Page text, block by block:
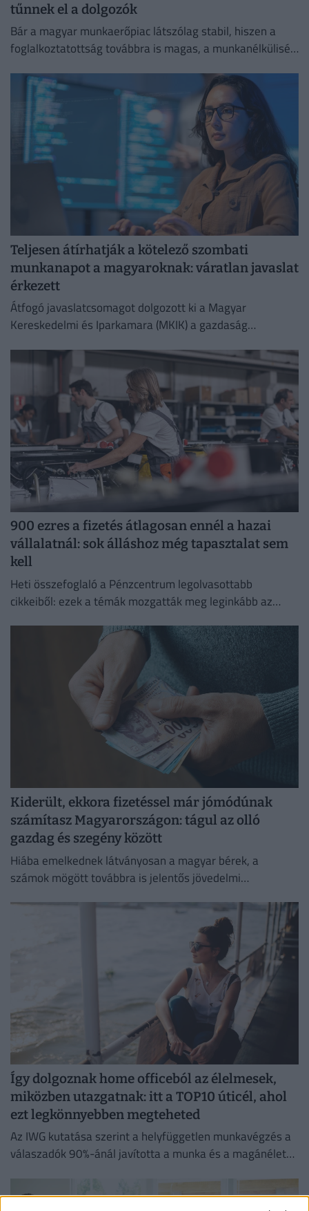
tűnnek el a dolgozók
Bár a magyar munkaerőpiac látszólag stabil, hiszen a
foglalkoztatottság továbbra is magas, a munkanélküliség
Teljesen átírhatják a kötelező szombati
munkanapot a magyaroknak: váratlan javaslat
érkezett
Átfogó javaslatcsomagot dolgozott ki a Magyar
Kereskedelmi és Iparkamara (MKIK) a gazdaság
kezelése érdekében.
900 ezres a fizetés átlagosan ennél a hazai
vállalatnál: sok álláshoz még tapasztalat sem
kell
Heti összefoglaló a Pénzcentrum legolvasottabb
cikkeiből: ezek a témák mozgatták meg leginkább az
Kiderült, ekkora fizetéssel már jómódúnak
számítasz Magyarországon: tágul az olló
gazdag és szegény között
Hiába emelkednek látványosan a magyar bérek, a
számok mögött továbbra is jelentős jövedelmi
Így dolgoznak home officeból az élelmesek,
miközben utazgatnak: itt a TOP10 úticél, ahol
ezt legkönnyebben megteheted
Az IWG kutatása szerint a helyfüggetlen munkavégzés a
válaszadók 90%-ánál javította a munka és a magánélet